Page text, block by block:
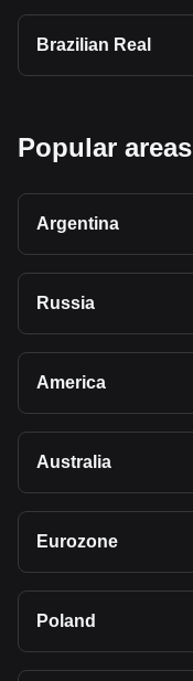
Brazilian Real
Popular areas
Argentina
Russia
America
Australia
Eurozone
Poland